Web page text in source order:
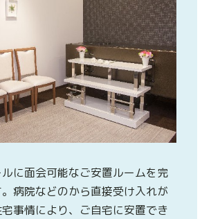
に面会可能なご安置ルームを完
病院などのから直接受け入れが
事情により、ご自宅に安置でき